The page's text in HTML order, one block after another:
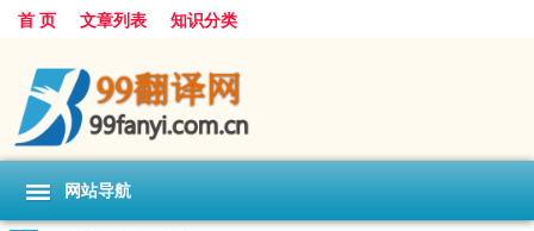
首 页 文章列表 知识分类
网站导航